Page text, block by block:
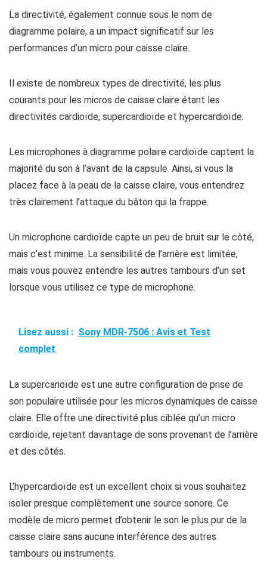
La directivité, également connue sous le nom de
diagramme polaire, a un impact significatif sur les
performances d’un micro pour caisse claire.
Il existe de nombreux types de directivité, les plus
courants pour les micros de caisse claire étant les
directivités cardioïde, supercardioïde et hypercardioïde.
Les microphones à diagramme polaire cardioïde captent la
majorité du son à l’avant de la capsule. Ainsi, si vous la
placez face à la peau de la caisse claire, vous entendrez
très clairement l’attaque du bâton qui la frappe.
Un microphone cardioïde capte un peu de bruit sur le côté,
mais c’est minime. La sensibilité de l’arrière est limitée,
mais vous pouvez entendre les autres tambours d’un set
lorsque vous utilisez ce type de microphone.
Lisez aussi : Sony MDR-7506 : Avis et Test
complet
La supercarioïde est une autre configuration de prise de
son populaire utilisée pour les micros dynamiques de caisse
claire. Elle offre une directivité plus ciblée qu’un micro
cardioïde, rejetant davantage de sons provenant de l’arrière
et des côtés.
L’hypercardioïde est un excellent choix si vous souhaitez
isoler presque complètement une source sonore. Ce
modèle de micro permet d’obtenir le son le plus pur de la
caisse claire sans aucune interférence des autres
tambours ou instruments.